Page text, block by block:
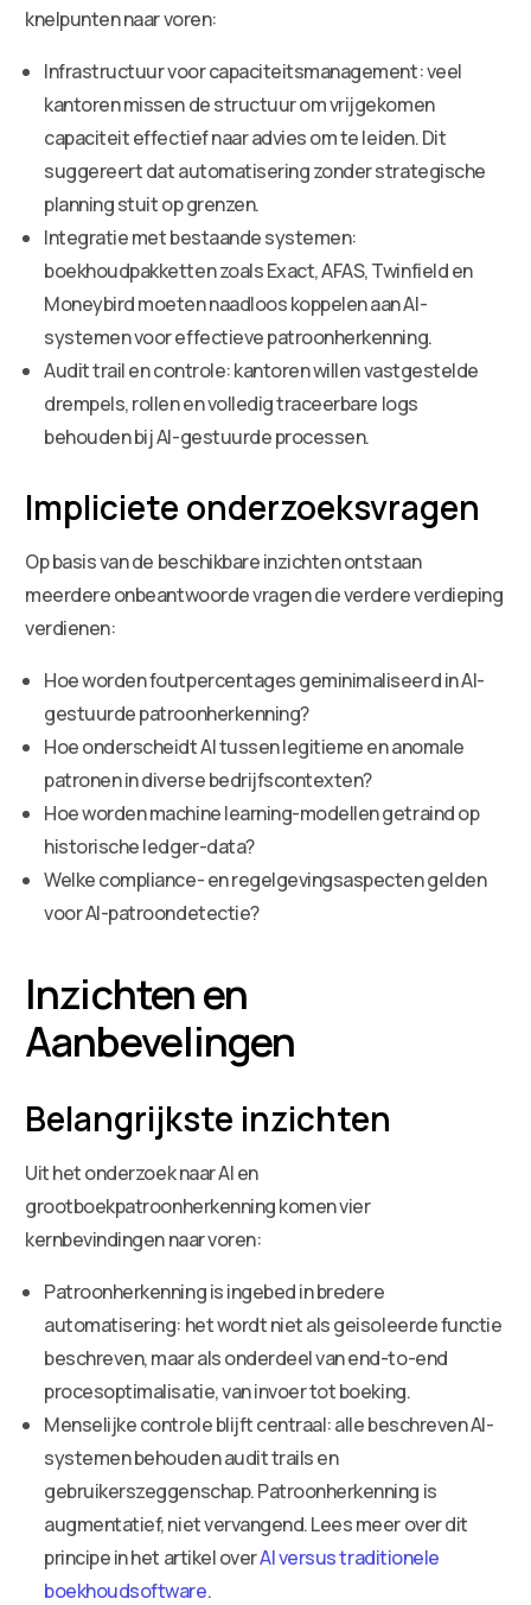
knelpunten naar voren:
Infrastructuur voor capaciteitsmanagement: veel
kantoren missen de structuur om vrijgekomen
capaciteit effectief naar advies om te leiden. Dit
suggereert dat automatisering zonder strategische
planning stuit op grenzen.
Integratie met bestaande systemen:
boekhoudpakketten zoals Exact, AFAS, Twinfield en
Moneybird moeten naadloos koppelen aan AI-
systemen voor effectieve patroonherkenning.
Audit trail en controle: kantoren willen vastgestelde
drempels, rollen en volledig traceerbare logs
behouden bij AI-gestuurde processen.
Impliciete onderzoeksvragen
Op basis van de beschikbare inzichten ontstaan
meerdere onbeantwoorde vragen die verdere verdieping
verdienen:
Hoe worden foutpercentages geminimaliseerd in AI-
gestuurde patroonherkenning?
Hoe onderscheidt AI tussen legitieme en anomale
patronen in diverse bedrijfscontexten?
Hoe worden machine learning-modellen getraind op
historische ledger-data?
Welke compliance- en regelgevingsaspecten gelden
voor AI-patroondetectie?
Inzichten en
Aanbevelingen
Belangrijkste inzichten
Uit het onderzoek naar AI en
grootboekpatroonherkenning komen vier
kernbevindingen naar voren:
Patroonherkenning is ingebed in bredere
automatisering: het wordt niet als geisoleerde functie
beschreven, maar als onderdeel van end-to-end
procesoptimalisatie, van invoer tot boeking.
Menselijke controle blijft centraal: alle beschreven AI-
systemen behouden audit trails en
gebruikerszeggenschap. Patroonherkenning is
augmentatief, niet vervangend. Lees meer over dit
principe in het artikel overAI versus traditionele
boekhoudsoftware.